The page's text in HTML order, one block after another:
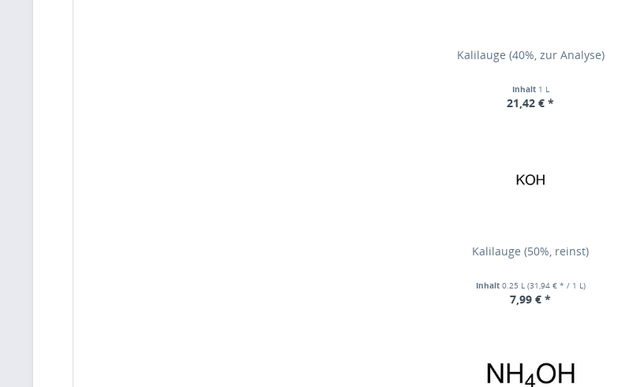
Kalilauge (40%, zur Analyse)
Inhalt 1 L
21,42 € *
Kalilauge (50%, reinst)
Inhalt 0.25 L (31,94 € * / 1 L)
7,99 € *